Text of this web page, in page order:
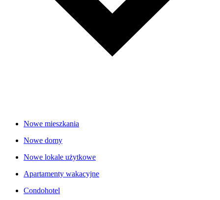
Nowe mieszkania
Nowe domy
Nowe lokale użytkowe
Apartamenty wakacyjne
Condohotel